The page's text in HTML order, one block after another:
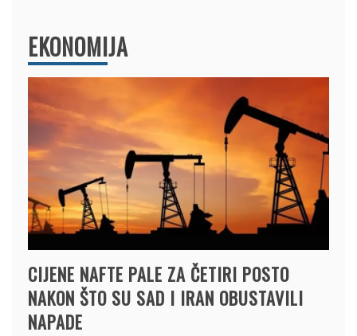
EKONOMIJA
CIJENE NAFTE PALE ZA ČETIRI POSTO
NAKON ŠTO SU SAD I IRAN OBUSTAVILI
NAPADE